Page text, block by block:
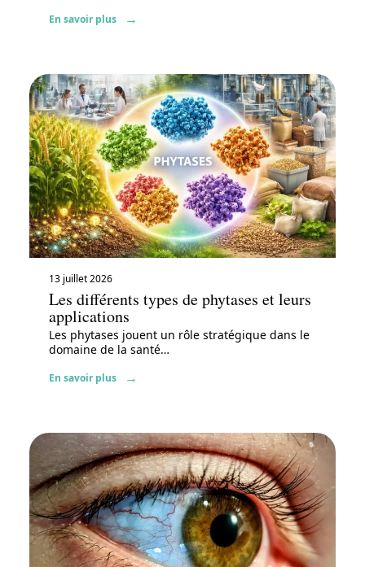
En savoir plus
13 juillet 2026
Les différents types de phytases et leurs
applications
Les phytases jouent un rôle stratégique dans le
domaine de la santé…
En savoir plus